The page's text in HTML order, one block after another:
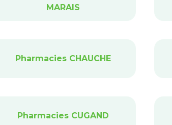
MARAIS
Pharmacies CHAUCHE
Pharmacies CUGAND